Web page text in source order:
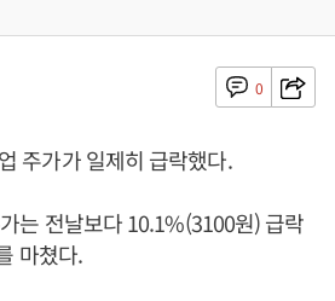
0
주가가 일제히 급락했다.
는 전날보다 10.1%(3100원) 급락
마쳤다.